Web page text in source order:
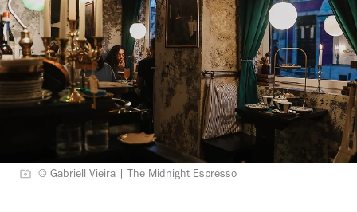
© Gabriell Vieira | The Midnight Espresso